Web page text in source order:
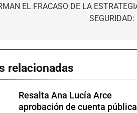
EL FRACASO DE LA
SEGURIDAD:
relacionadas
Resalta Ana Lucía Arce
aprobación de cuenta pública